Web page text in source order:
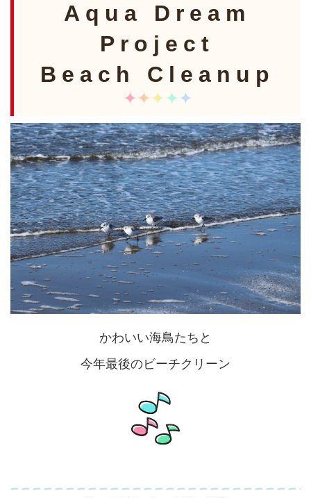
Aqua Dream
Project
Beach Cleanup
かわいい海鳥たちと
今年最後のビーチクリーン